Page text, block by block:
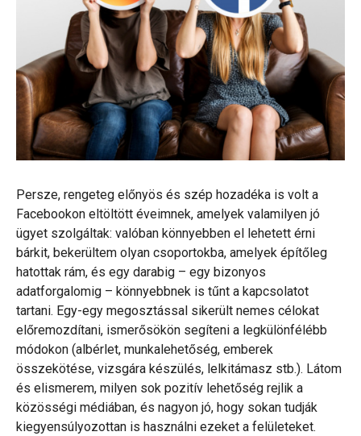
Persze, rengeteg előnyös és szép hozadéka is volt a
Facebookon eltöltött éveimnek, amelyek valamilyen jó
ügyet szolgáltak: valóban könnyebben el lehetett érni
bárkit, bekerültem olyan csoportokba, amelyek építőleg
hatottak rám, és egy darabig – egy bizonyos
adatforgalomig – könnyebbnek is tűnt a kapcsolatot
tartani. Egy-egy megosztással sikerült nemes célokat
előremozdítani, ismerősökön segíteni a legkülönfélébb
módokon (albérlet, munkalehetőség, emberek
összekötése, vizsgára készülés, lelkitámasz stb.). Látom
és elismerem, milyen sok pozitív lehetőség rejlik a
közösségi médiában, és nagyon jó, hogy sokan tudják
kiegyensúlyozottan is használni ezeket a felületeket.